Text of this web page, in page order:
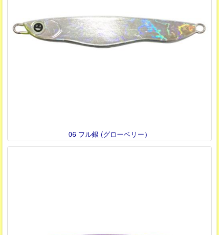
06 フル銀 (グローベリー）